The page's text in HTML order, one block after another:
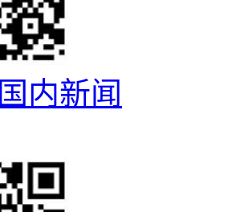
国内新闻